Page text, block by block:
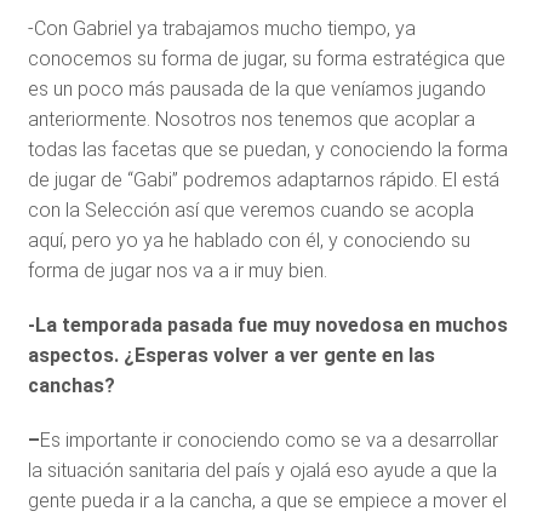
-Con Gabriel ya trabajamos mucho tiempo, ya
conocemos su forma de jugar, su forma estratégica que
es un poco más pausada de la que veníamos jugando
anteriormente. Nosotros nos tenemos que acoplar a
todas las facetas que se puedan, y conociendo la forma
de jugar de “Gabi” podremos adaptarnos rápido. El está
con la Selección así que veremos cuando se acopla
aquí, pero yo ya he hablado con él, y conociendo su
forma de jugar nos va a ir muy bien.
-La temporada pasada fue muy novedosa en muchos
aspectos. ¿Esperas volver a ver gente en las
canchas?
–Es importante ir conociendo como se va a desarrollar
la situación sanitaria del país y ojalá eso ayude a que la
gente pueda ir a la cancha, a que se empiece a mover el